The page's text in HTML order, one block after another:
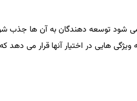
می شود توسعه دهندگان به آن ها جذب